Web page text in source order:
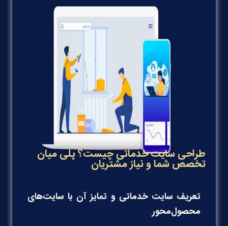
طراحی سایت خدماتی چیست؟ پلی میان
تخصص شما و نیاز مشتریان
تعریف سایت خدماتی و تمایز آن با سایت‌های
محصول‌محور